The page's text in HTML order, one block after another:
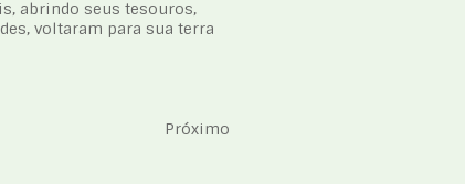
abrindo seus tesouros,
voltaram para sua terra
Próximo